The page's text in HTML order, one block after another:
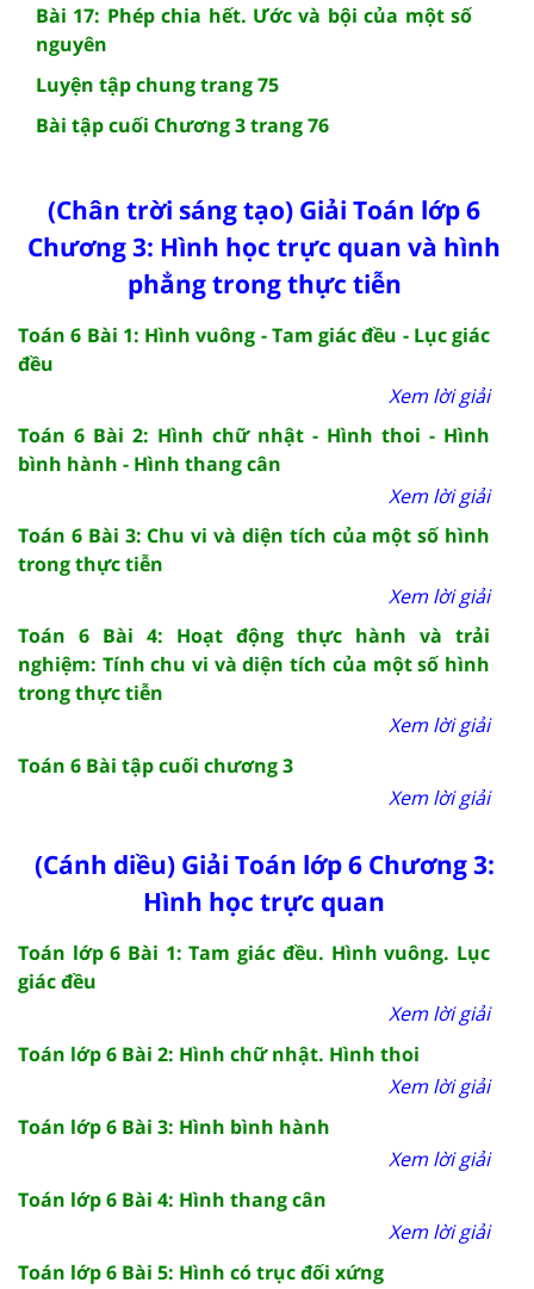
Bài 17: Phép chia hết. Ước và bội của một số
nguyên
Luyện tập chung trang 75
Bài tập cuối Chương 3 trang 76
(Chân trời sáng tạo) Giải Toán lớp 6
Chương 3: Hình học trực quan và hình
phẳng trong thực tiễn
Toán 6 Bài 1: Hình vuông - Tam giác đều - Lục giác
đều
Xem lời giải
Toán 6 Bài 2: Hình chữ nhật - Hình thoi - Hình
bình hành - Hình thang cân
Xem lời giải
Toán 6 Bài 3: Chu vi và diện tích của một số hình
trong thực tiễn
Xem lời giải
Toán 6 Bài 4: Hoạt động thực hành và trải
nghiệm: Tính chu vi và diện tích của một số hình
trong thực tiễn
Xem lời giải
Toán 6 Bài tập cuối chương 3
Xem lời giải
(Cánh diều) Giải Toán lớp 6 Chương 3:
Hình học trực quan
Toán lớp 6 Bài 1: Tam giác đều. Hình vuông. Lục
giác đều
Xem lời giải
Toán lớp 6 Bài 2: Hình chữ nhật. Hình thoi
Xem lời giải
Toán lớp 6 Bài 3: Hình bình hành
Xem lời giải
Toán lớp 6 Bài 4: Hình thang cân
Xem lời giải
Toán lớp 6 Bài 5: Hình có trục đối xứng